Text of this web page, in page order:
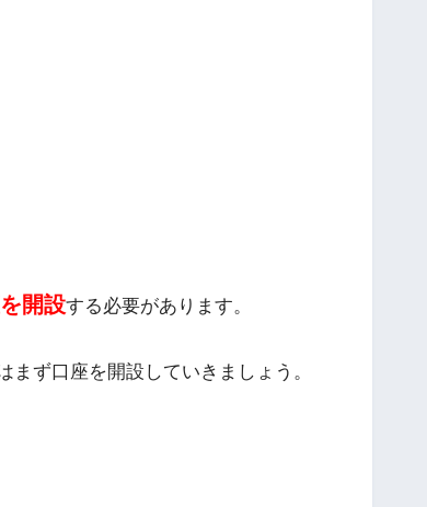
開設する必要があります。
ず口座を開設していきましょう。